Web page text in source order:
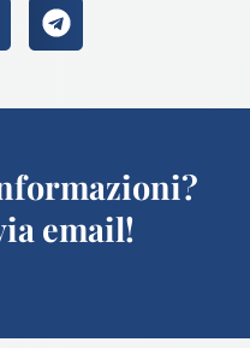
email!